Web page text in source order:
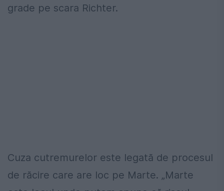
grade pe scara Richter.
Cuza cutremurelor este legată de procesul
de răcire care are loc pe Marte. „Marte